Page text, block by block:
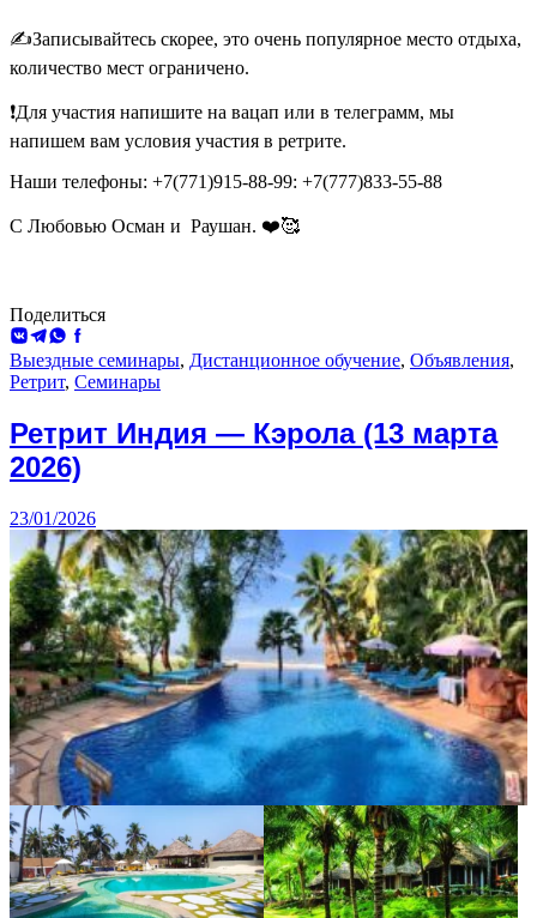
✍️Записывайтесь скорее, это очень популярное место отдыха,
количество мест ограничено.
❗️Для участия напишите на вацап или в телеграмм, мы
напишем вам условия участия в ретрите.
Наши телефоны: +7(771)915-88-99: +7(777)833-55-88
С Любовью Осман и Раушан. ❤️🥰
Поделиться
ВКонтакте
Telegram
WhatsApp
Facebook
Выездные семинары, Дистанционное обучение, Объявления,
Ретрит, Семинары
Ретрит Индия — Кэрола (13 марта
2026)
23/01/2026